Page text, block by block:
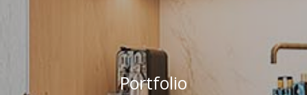
Portfolio